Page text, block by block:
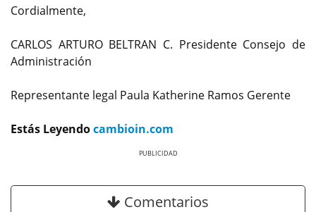
Cordialmente,
CARLOS ARTURO BELTRAN C. Presidente Consejo de
Administración
Representante legal Paula Katherine Ramos Gerente
Estás Leyendocambioin.com
Comentarios